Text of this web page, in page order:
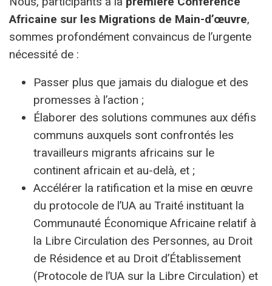
Africaine sur les Migrations de Main-d’œuvre,
sommes profondément convaincus de l’urgente
nécessité de :
Passer plus que jamais du dialogue et des
promesses à l’action ;
Élaborer des solutions communes aux défis
communs auxquels sont confrontés les
travailleurs migrants africains sur le
continent africain et au-delà, et ;
Accélérer la ratification et la mise en œuvre
du protocole de l’UA au Traité instituant la
Communauté Économique Africaine relatif à
la Libre Circulation des Personnes, au Droit
de Résidence et au Droit d’Établissement
(Protocole de l’UA sur la Libre Circulation) et